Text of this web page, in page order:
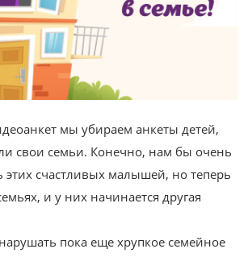
мы убираем анкеты детей,
свои семьи. Конечно, нам бы очень
этих счастливых малышей, но теперь
и у них начинается другая
пока еще хрупкое семейное